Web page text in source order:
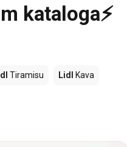
kataloga⚡
Tiramisu Lidl Kava